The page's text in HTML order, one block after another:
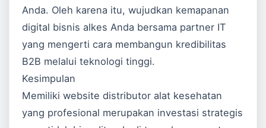
Anda. Oleh karena itu, wujudkan kemapanan
digital bisnis alkes Anda bersama partner IT
yang mengerti cara membangun kredibilitas
B2B melalui teknologi tinggi.
Kesimpulan
Memiliki website distributor alat kesehatan
yang profesional merupakan investasi strategis